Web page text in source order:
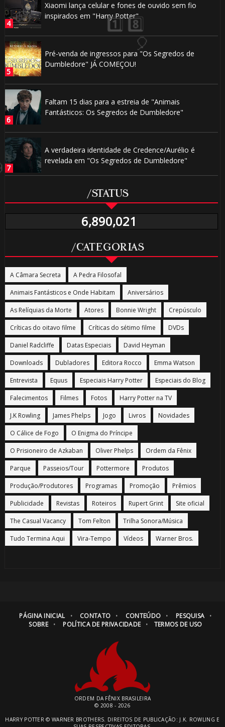
Xiaomi lança celular e fones de ouvido sem fio
inspirados em "Harry Potter"
Pré-venda de ingressos para "Os Segredos de
Dumbledore" JÁ COMEÇOU!
Faltam 15 dias para a estreia de "Animais
Fantásticos: Os Segredos de Dumbledore"
A verdadeira identidade de Credence/Aurélio é
revelada em "Os Segredos de Dumbledore"
/STATUS
6,890,021
/CATEGORIAS
A Câmara Secreta A Pedra Filosofal
Animais Fantásticos e Onde Habitam Aniversários
As Relíquias da Morte Atores Bonnie Wright Crepúsculo
Críticas do oitavo filme Críticas do sétimo filme DVDs
Daniel Radcliffe Datas Especiais David Heyman
Downloads Dubladores Editora Rocco Emma Watson
Entrevista Equus Especiais Harry Potter Especiais do Blog
Falecimentos Filmes Fotos Harry Potter na TV
J.K Rowling James Phelps Jogo Livros Novidades
O Cálice de Fogo O Enigma do Príncipe
O Prisioneiro de Azkaban Oliver Phelps Ordem da Fênix
Parque Passeios/Tour Pottermore Produtos
Produção/Produtores Programas Promoção Prêmios
Publicidade Revistas Roteiros Rupert Grint Site oficial
The Casual Vacancy Tom Felton Trilha Sonora/Música
Tudo Termina Aqui Vira-Tempo Vídeos Warner Bros.
PÁGINA INICIAL CONTATO CONTEÚDO
PESQUISA
SOBRE
POLÍTICA DE PRIVACIDADE TERMOS DE USO
ORDEM DA FÊNIX BRASILEIRA
© 2008 - 2026
HARRY POTTER © WARNER BROTHERS. DIREITOS DE PUBLICAÇÃO: J.K. ROWLING E